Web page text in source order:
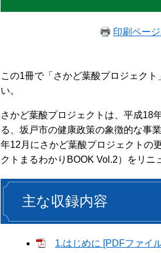
印刷ペー
この1冊で「さかど葉酸プロジェク
い。
さかど葉酸プロジェクトは、平成18
る、坂戸市の健康政策の象徴的な事
年12月にさかど葉酸プロジェクトの
クトまるわかりBOOK Vol.2）をリニ
主な収録内容
1.はじめに [PDFファイ